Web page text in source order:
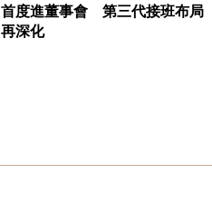
首度進董事會 第三代接班布局
再深化